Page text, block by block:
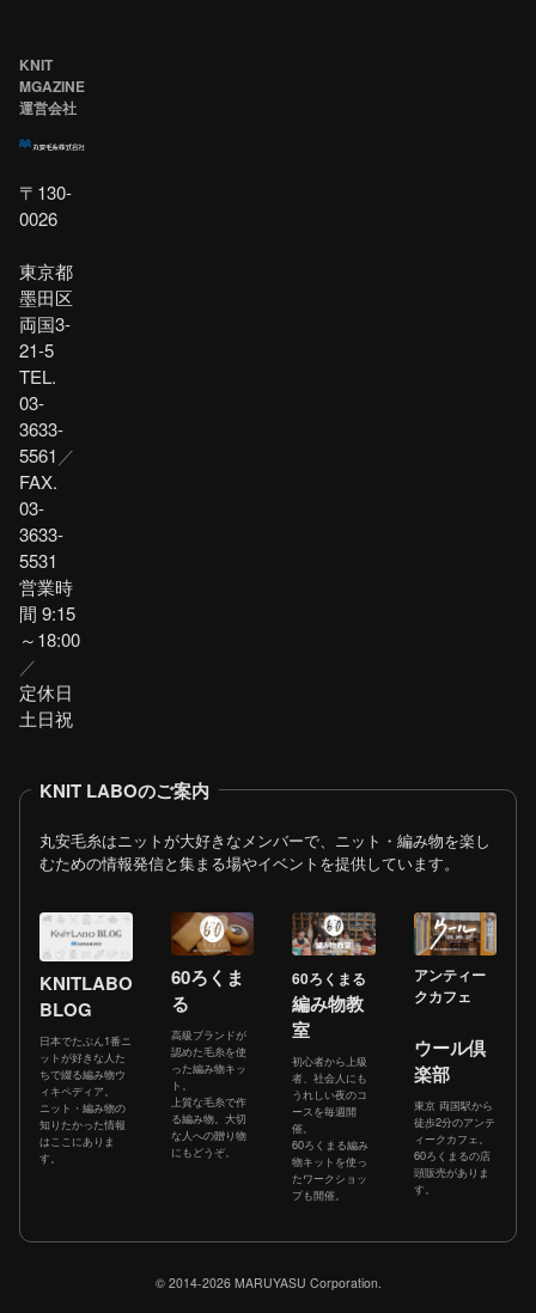
KNIT
MGAZINE
運営会社
〒130-
0026
東京都
墨田区
両国3-
21-5
TEL.
03-
3633-
5561 ／
FAX.
03-
3633-
5531
営業時
間 9:15
～18:00
／
定休日
土日祝
KNIT LABOのご案内
丸安毛糸はニットが大好きなメンバーで、ニット・編み物を楽し
むための情報発信と集まる場やイベントを提供しています。
KNITLABO
BLOG
日本でたぶん1番ニ
ットが好きな人た
ちで綴る編み物ウ
ィキペディア。
ニット・編み物の
知りたかった情報
はここにありま
す。
60ろくま
る
高級ブランドが
認めた毛糸を使
った編み物キッ
ト。
上質な毛糸で作
る編み物。大切
な人への贈り物
にもどうぞ。
60ろくまる
編み物教
室
初心者から上級
者、社会人にも
うれしい夜のコ
ースを毎週開
催。
60ろくまる編み
物キットを使っ
たワークショッ
プも開催。
アンティー
クカフェ
ウール倶
楽部
東京 両国駅から
徒歩2分のアンテ
ィークカフェ。
60ろくまるの店
頭販売がありま
す。
© 2014-2026 MARUYASU Corporation.